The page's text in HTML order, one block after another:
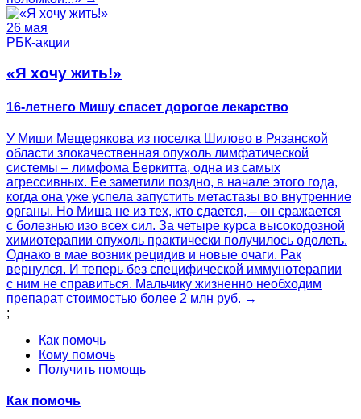
26 мая
РБК-акции
«Я хочу жить!»
16-летнего Мишу спасет дорогое лекарство
У Миши Мещерякова из поселка Шилово в Рязанской
области злокачественная опухоль лимфатической
системы – лимфома Беркитта, одна из самых
агрессивных. Ее заметили поздно, в начале этого года,
когда она уже успела запустить метастазы во внутренние
органы. Но Миша не из тех, кто сдается, – он сражается
с болезнью изо всех сил. За четыре курса высокодозной
химиотерапии опухоль практически получилось одолеть.
Однако в мае возник рецидив и новые очаги. Рак
вернулся. И теперь без специфической иммунотерапии
с ним не справиться. Мальчику жизненно необходим
препарат стоимостью более 2 млн руб. →
;
Как помочь
Кому помочь
Получить помощь
Как помочь